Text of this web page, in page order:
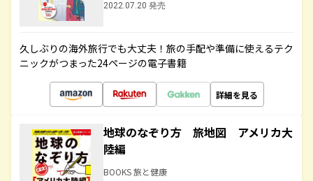
2022.07.20 発売
久しぶりの海外旅行でも大丈夫！旅の手配や準備に使えるテク
ニックがつまった24ページの電子書籍
詳細を見る
地球のなぞり方 旅地図 アメリカ大
陸編
BOOKS 旅と健康